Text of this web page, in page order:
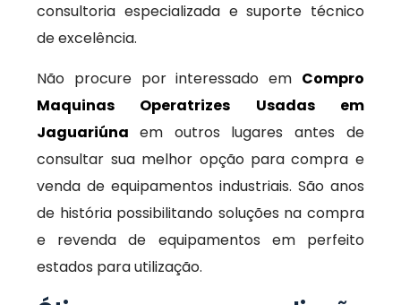
consultoria especializada e suporte técnico
de excelência.
Não procure por interessado em Compro
Maquinas Operatrizes Usadas em
Jaguariúna em outros lugares antes de
consultar sua melhor opção para compra e
venda de equipamentos industriais. São anos
de história possibilitando soluções na compra
e revenda de equipamentos em perfeito
estados para utilização.